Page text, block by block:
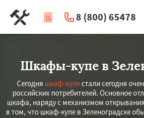
8 (800) 65478
| Перезвоните
Шкафы-купе в
Сегодня шкаф-купестали сегодня
российских потребителей. Основное
шкафа, наряду с механизмом
в том, что шкаф-купе в Зеленоградске